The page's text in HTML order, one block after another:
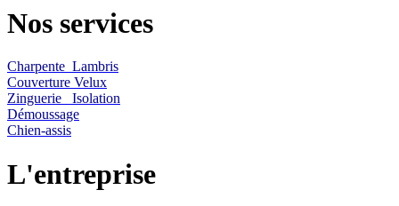
Nos services
Charpente Lambris
Couverture Velux
Zinguerie Isolation
Démoussage
Chien-assis
L'entreprise